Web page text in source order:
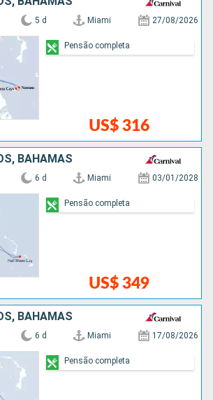
5 d Miami 27/08/2026
US$ 316
Pensão completa
BAHAMAS
6 d Miami 03/01/2028
US$ 349
Pensão completa
BAHAMAS
6 d Miami 17/08/2026
Pensão completa